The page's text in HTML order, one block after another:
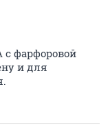
с фарфоровой
и для